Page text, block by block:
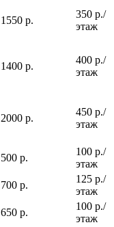
1550 р.
350 р./
этаж
1400 р.
400 р./
этаж
2000 р.
450 р./
этаж
500 р.
100 р./
этаж
700 р.
125 р./
этаж
650 р.
100 р./
этаж